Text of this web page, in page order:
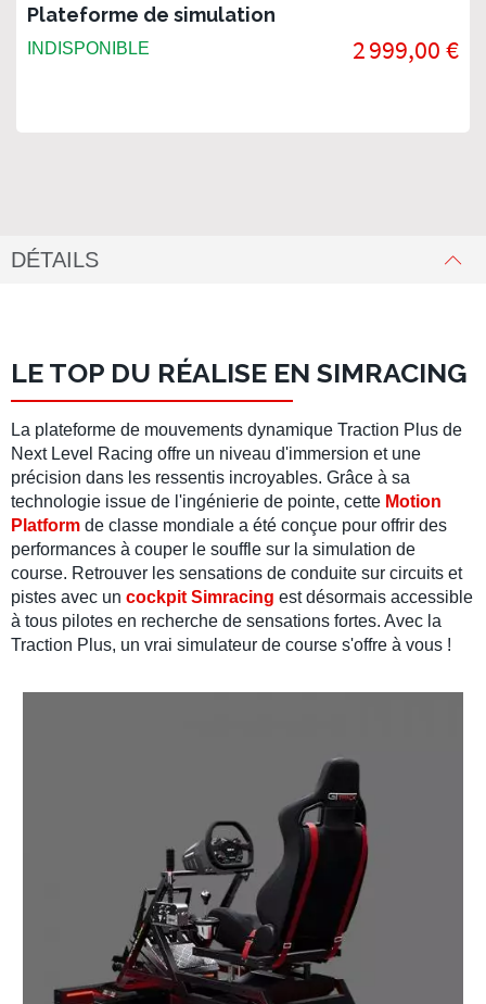
Plateforme de simulation
INDISPONIBLE 2 999,00 €
DÉTAILS
LE TOP DU RÉALISE EN SIMRACING
La plateforme de mouvements dynamique Traction Plus de
Next Level Racing offre un niveau d'immersion et une
précision dans les ressentis incroyables. Grâce à sa
technologie issue de l'ingénierie de pointe, cette Motion
Platform de classe mondiale a été conçue pour offrir des
performances à couper le souffle sur la simulation de
course. Retrouver les sensations de conduite sur circuits et
pistes avec un cockpit Simracing est désormais accessible
à tous pilotes en recherche de sensations fortes. Avec la
Traction Plus, un vrai simulateur de course s'offre à vous !